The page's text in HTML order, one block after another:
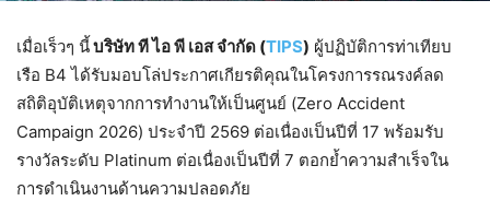
เมื่อเร็วๆ นี้บริษัท ที ไอ พี เอส จำกัด (TIPS) ผู้ปฏิบัติการท่าเทียบ
เรือ B4 ได้รับมอบโล่ประกาศเกียรติคุณในโครงการรณรงค์ลด
สถิติอุบัติเหตุจากการทำงานให้เป็นศูนย์ (Zero Accident
Campaign 2026) ประจำปี 2569 ต่อเนื่องเป็นปีที่ 17 พร้อมรับ
รางวัลระดับ Platinum ต่อเนื่องเป็นปีที่ 7 ตอกย้ำความสำเร็จใน
การดำเนินงานด้านความปลอดภัย